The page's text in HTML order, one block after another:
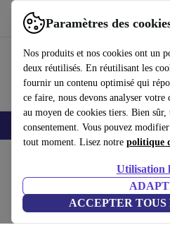
Paramètres des
Nos produits et nos cookies ont un
deux réutilisés. En réutilisant les
fournir un contenu optimisé qui
ce faire, nous devons analyser
au moyen de cookies tiers. Bien
consentement. Vous pouvez
tout moment. Lisez notre politique
Utilisation
ACCEPTER TOUS
Utilisez refurbed rapidement et facilement
Smartphones Laptops Tablettes
Kyocera FS-4200DN
Blanc/Noir